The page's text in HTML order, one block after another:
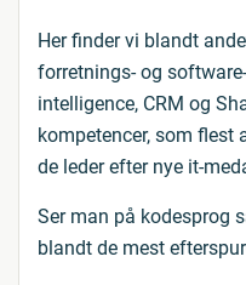
Her finder vi blandt
forretnings- og
intelligence, CRM og
kompetencer, som flest
de leder efter nye it-
Ser man på kodesprog
blandt de mest